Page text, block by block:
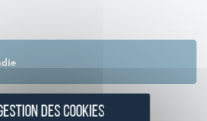
DES COOKIES